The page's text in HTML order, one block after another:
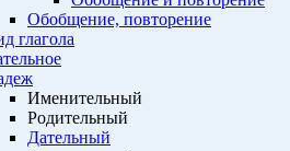
Обобщение, повторение
глагола
Именительный
Родительный
Дательный